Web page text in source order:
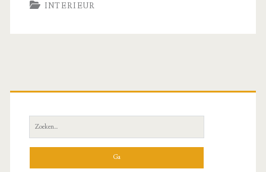
INTERIEUR
Primaire
zijbalk
Zoeken
naar: